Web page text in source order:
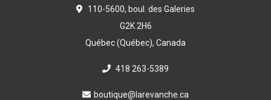
110-5600, boul. des Galeries
G2K 2H6
Québec (Québec), Canada
418 263-5389
boutique@larevanche.ca